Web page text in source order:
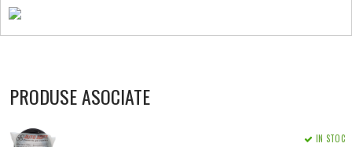
PRODUSE ASOCIATE
IN STOC